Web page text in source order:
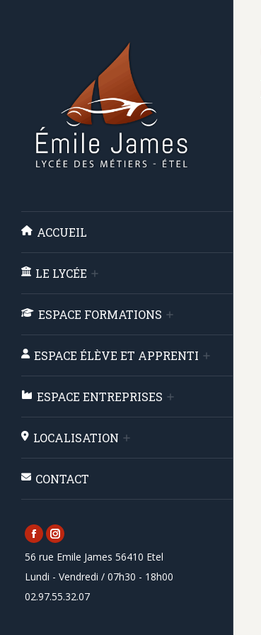
ACCUEIL
LE LYCÉE
ESPACE FORMATIONS
ESPACE ÉLÈVE ET APPRENTI
ESPACE ENTREPRISES
LOCALISATION
CONTACT
Facebook
page
opens
in
Instagram
page
opens
in
56 rue Emile James 56410 Etel
Lundi - Vendredi / 07h30 - 18h00
02.97.55.32.07